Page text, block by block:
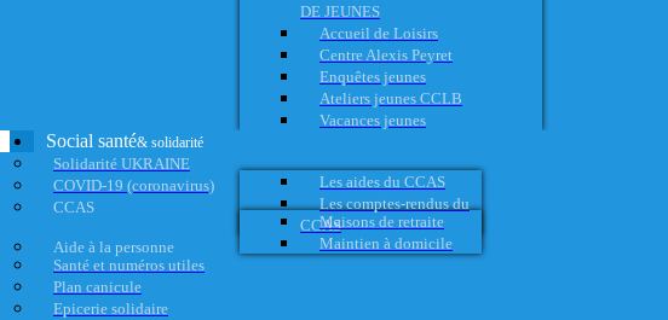
DE JEUNES
Accueil de Loisirs
Centre Alexis Peyret
Enquêtes jeunes
Ateliers jeunes CCLB
Vacances jeunes
Social santé& solidarité
Solidarité UKRAINE
COVID-19 (coronavirus)
CCAS
Les aides du CCAS
Les comptes-rendus du
CCAS
Aide à la personne
Maisons de retraite
Maintien à domicile
Santé et numéros utiles
Plan canicule
Epicerie solidaire